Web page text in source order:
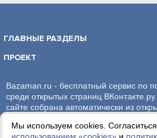
Мы используем cookies. Согласиться
ГЛАВНЫЕ РАЗДЕЛЫ
ПРОЕКТ
Bazaman.ru - бесплатный сервис по
среди открытых страниц
сайте собрана автоматически из
администрация сайта